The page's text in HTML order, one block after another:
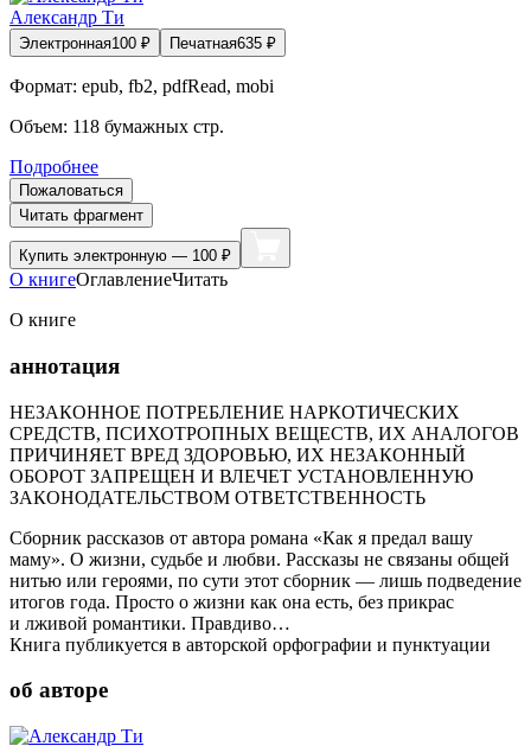
Александр Ти
Электронная100 ₽ Печатная635 ₽
Формат: epub, fb2, pdfRead, mobi
Объем: 118 бумажных стр.
Подробнее
Пожаловаться
Читать фрагмент
Купить электронную — 100 ₽
О книгеОглавлениеЧитать
О книге
аннотация
НЕЗАКОННОЕ ПОТРЕБЛЕНИЕ НАРКОТИЧЕСКИХ
СРЕДСТВ, ПСИХОТРОПНЫХ ВЕЩЕСТВ, ИХ АНАЛОГОВ
ПРИЧИНЯЕТ ВРЕД ЗДОРОВЬЮ, ИХ НЕЗАКОННЫЙ
ОБОРОТ ЗАПРЕЩЕН И ВЛЕЧЕТ УСТАНОВЛЕННУЮ
ЗАКОНОДАТЕЛЬСТВОМ ОТВЕТСТВЕННОСТЬ
Сборник рассказов от автора романа «Как я предал вашу
маму». О жизни, судьбе и любви. Рассказы не связаны общей
нитью или героями, по сути этот сборник — лишь подведение
итогов года. Просто о жизни как она есть, без прикрас
и лживой романтики. Правдиво…
Книга публикуется в авторской орфографии и пунктуации
об авторе